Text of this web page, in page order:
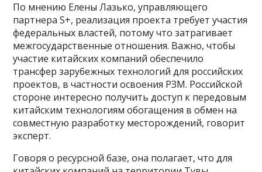
По мнению Елены Лазько, управляющего
партнера S+, реализация проекта требует участия
федеральных властей, потому что затрагивает
межгосударственные отношения. Важно, чтобы
участие китайских компаний обеспечило
трансфер зарубежных технологий для российских
проектов, в частности освоения РЗМ. Российской
стороне интересно получить доступ к передовым
китайским технологиям обогащения в обмен на
совместную разработку месторождений, говорит
эксперт.
Говоря о ресурсной базе, она полагает, что для